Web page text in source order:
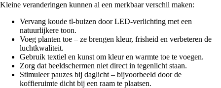
Kleine veranderingen kunnen al een merkbaar verschil maken:
Vervang koude tl-buizen door LED-verlichting met een
natuurlijkere toon.
Voeg planten toe – ze brengen kleur, frisheid en verbeteren de
luchtkwaliteit.
Gebruik textiel en kunst om kleur en warmte toe te voegen.
Zorg dat beeldschermen niet direct in tegenlicht staan.
Stimuleer pauzes bij daglicht – bijvoorbeeld door de
koffieruimte dicht bij een raam te plaatsen.